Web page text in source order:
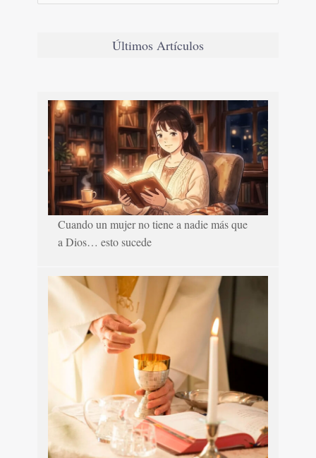
Últimos Artículos
Cuando un mujer no tiene a nadie más que
a Dios… esto sucede